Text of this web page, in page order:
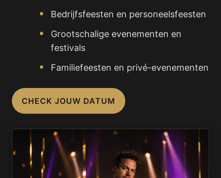
Bedrijfsfeesten en personeelsfeesten
Grootschalige evenementen en
festivals
Familiefeesten en privé-evenementen
CHECK JOUW DATUM